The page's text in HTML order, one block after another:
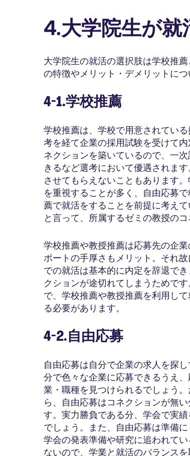
4.大学院生が
大学院生の就活の選択肢は学校推
の特徴やメリット・デメリットにつ
4-1.学校推薦
学校推薦は、学校で用意されてい
考を経て企業の採用試験を受けて
ネクションを築いているので、一
きるなど選考において優遇されま
させてもらえないこともあります
を重視することが多く、自由応募
薦で就活をすることを前提に考え
と言って、所属するゼミの教授の
学校推薦や教授推薦は応募先の企
ポートの手厚さもメリット。それ
での就活は基本的に内定を辞退で
クションが途切れてしまうためで
で、学校推薦や教授推薦を利用し
る必要があります。
4-2.自由応募
自由応募は自分で企業の求人を探
分で色々な企業に応募できるうえ
業・職種を見つけられるでしょう
ら、自由応募はコネクションが無
す。実力勝負である分、学会で実
でしょう。また、自由応募は準備
学会の発表準備や研究に追われて
ないので、学業と就活のバランスを